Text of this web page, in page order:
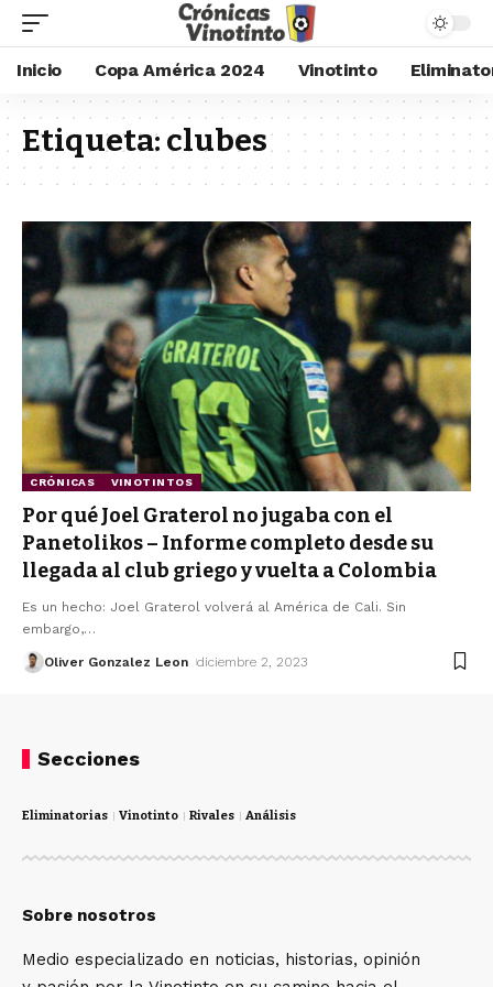
Inicio Copa América 2024 Vinotinto
Etiqueta: clubes
CRÓNICAS VINOTINTOS
Por qué Joel Graterol no jugaba con el
Panetolikos – Informe completo desde su
llegada al club griego y vuelta a Colombia
Es un hecho: Joel Graterol volverá al América de Cali. Sin
embargo,…
Oliver Gonzalez Leon diciembre 2, 2023
Secciones
Eliminatorias Vinotinto Rivales Análisis
Sobre nosotros
Medio especializado en noticias, historias, opinión